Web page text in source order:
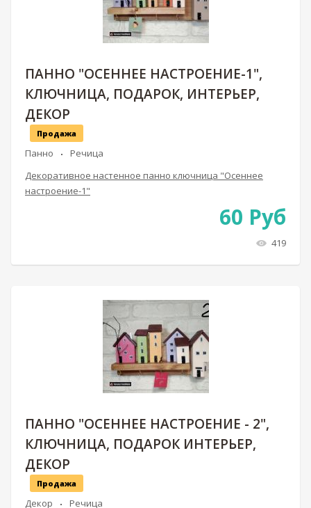
ПАННО "ОСЕННЕЕ НАСТРОЕНИЕ-1",
КЛЮЧНИЦА, ПОДАРОК, ИНТЕРЬЕР,
ДЕКОР
Продажа
Панно
Речица
Декоративное настенное панно ключница "Осеннее
настроение-1"
60 Руб
419
ПАННО "ОСЕННЕЕ НАСТРОЕНИЕ - 2",
КЛЮЧНИЦА, ПОДАРОК ИНТЕРЬЕР,
ДЕКОР
Продажа
Декор Речица